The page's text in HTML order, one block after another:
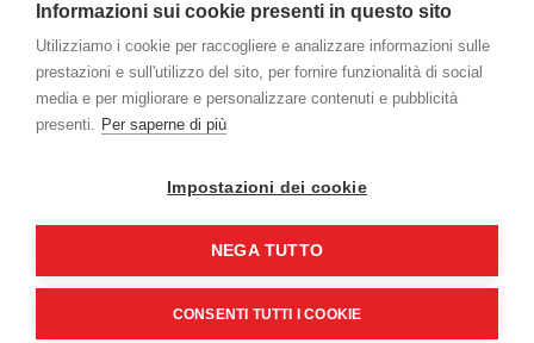
METODI DI PAGAMENTO
Powered bynopCommerce
Credits:vulcanoteam.it
Copyright © 2026 L'Agrifoglio. Tutti i diritti riservati | P.iva e C.F.
00994970259
Informazioni sui cookie presenti in questo sito
Utilizziamo i cookie per raccogliere e analizzare informazioni sulle
prestazioni e sull'utilizzo del sito, per fornire funzionalità di social
media e per migliorare e personalizzare contenuti e pubblicità
presenti. Per saperne di più
Impostazioni dei cookie
NEGA TUTTO
CONSENTI TUTTI I COOKIE